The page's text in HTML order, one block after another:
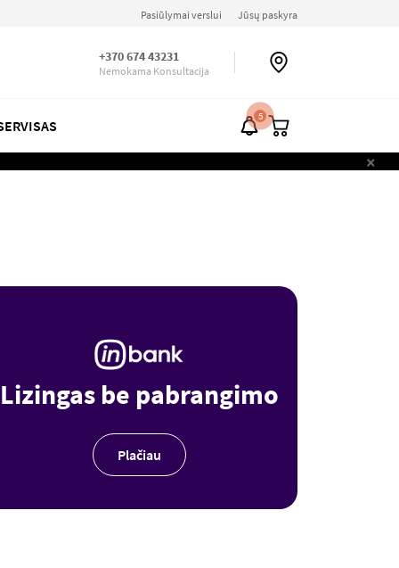
Pasiūlymai verslui Jūsų paskyra
+370 674 43231
Nemokama Konsultacija
5
×
Lizingas be pabrangimo
Plačiau